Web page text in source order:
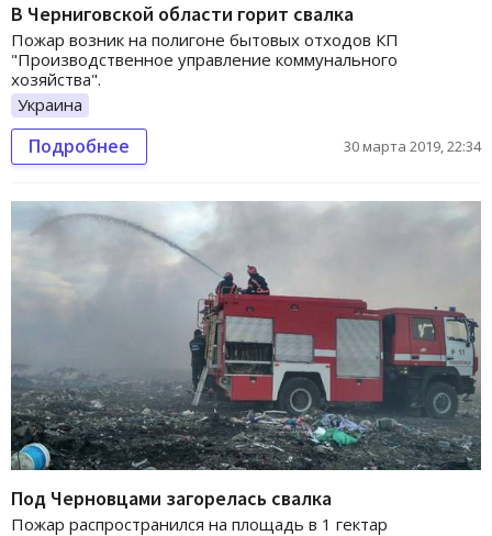
В Черниговской области горит свалка
Пожар возник на полигоне бытовых отходов КП
"Производственное управление коммунального
хозяйства".
Украина
Подробнее 30 марта 2019, 22:34
Под Черновцами загорелась свалка
Пожар распространился на площадь в 1 гектар